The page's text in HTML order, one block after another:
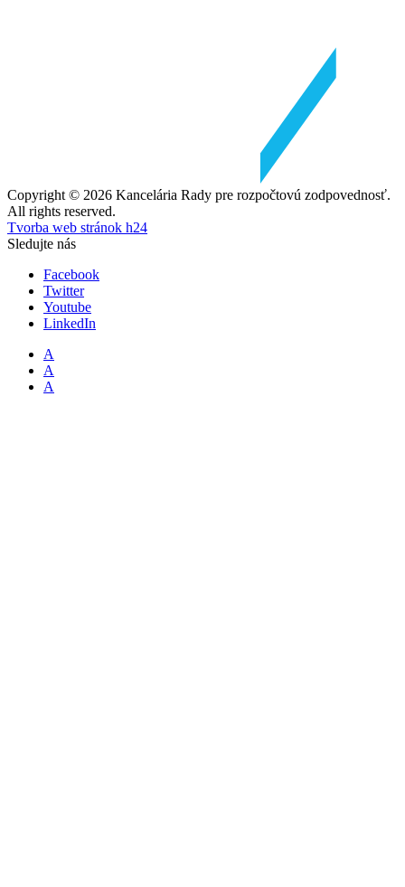
Copyright © 2026 Kancelária Rady pre rozpočtovú zodpovednosť.
All rights reserved.
Tvorba web stránok h24
Sledujte nás
Facebook
Twitter
Youtube
LinkedIn
A
A
A